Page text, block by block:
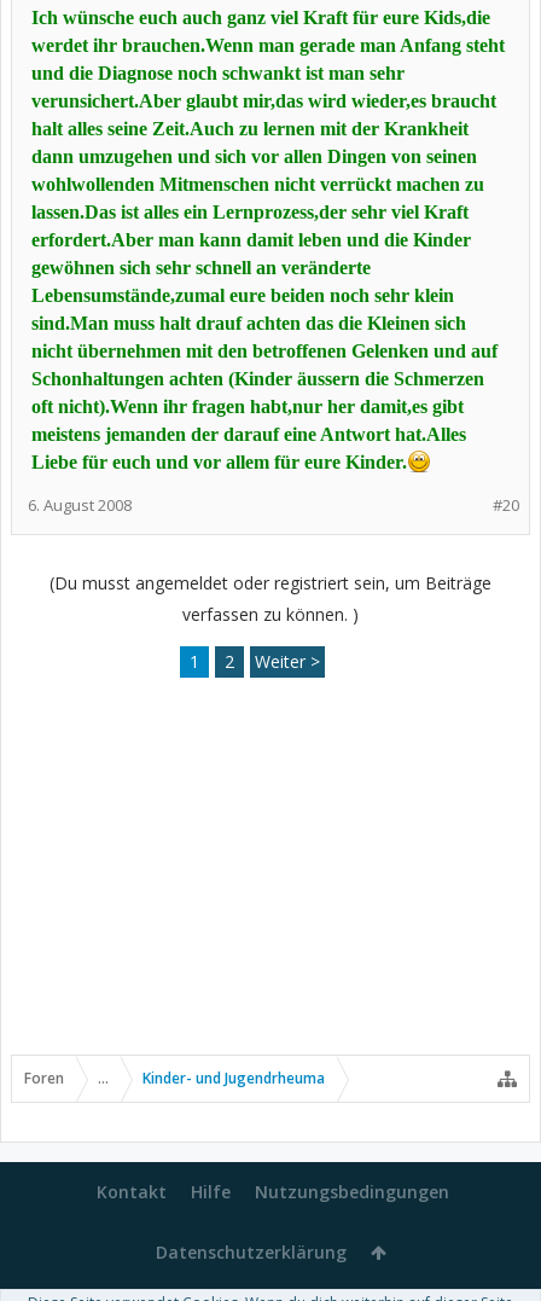
Ich wünsche euch auch ganz viel Kraft für eure Kids,die
werdet ihr brauchen.Wenn man gerade man Anfang steht
und die Diagnose noch schwankt ist man sehr
verunsichert.Aber glaubt mir,das wird wieder,es braucht
halt alles seine Zeit.Auch zu lernen mit der Krankheit
dann umzugehen und sich vor allen Dingen von seinen
wohlwollenden Mitmenschen nicht verrückt machen zu
lassen.Das ist alles ein Lernprozess,der sehr viel Kraft
erfordert.Aber man kann damit leben und die Kinder
gewöhnen sich sehr schnell an veränderte
Lebensumstände,zumal eure beiden noch sehr klein
sind.Man muss halt drauf achten das die Kleinen sich
nicht übernehmen mit den betroffenen Gelenken und auf
Schonhaltungen achten (Kinder äussern die Schmerzen
oft nicht).Wenn ihr fragen habt,nur her damit,es gibt
meistens jemanden der darauf eine Antwort hat.Alles
Liebe für euch und vor allem für eure Kinder.
#20
6. August 2008
(Du musst angemeldet oder registriert sein, um Beiträge
verfassen zu können. )
1 2 Weiter >
Foren ... Kinder- und Jugendrheuma
Kontakt Hilfe Nutzungsbedingungen
Datenschutzerklärung